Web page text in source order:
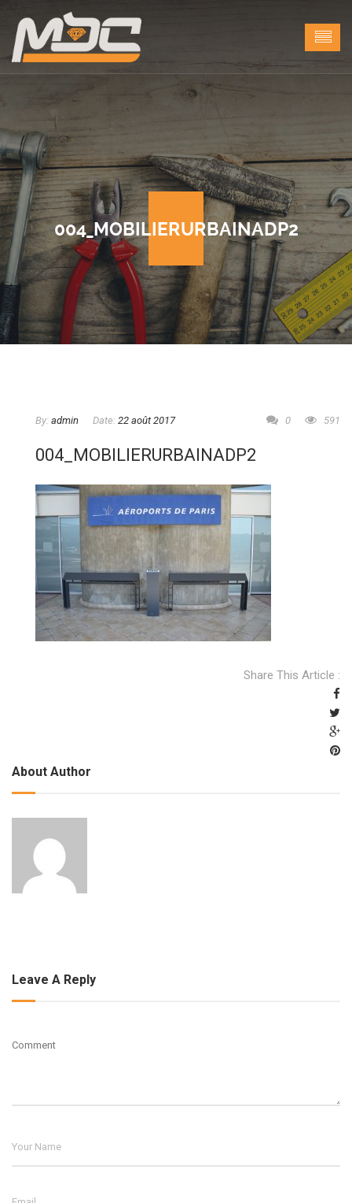
004_MOBILIERURBAINADP2
By: admin Date: 22 août 2017 0 591
004_MOBILIERURBAINADP2
Share This Article :
About Author
Leave A Reply